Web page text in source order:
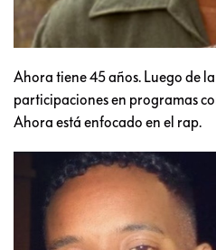
Ahora tiene 45 años. Luego de
participaciones en programas
Ahora está enfocado en el rap.